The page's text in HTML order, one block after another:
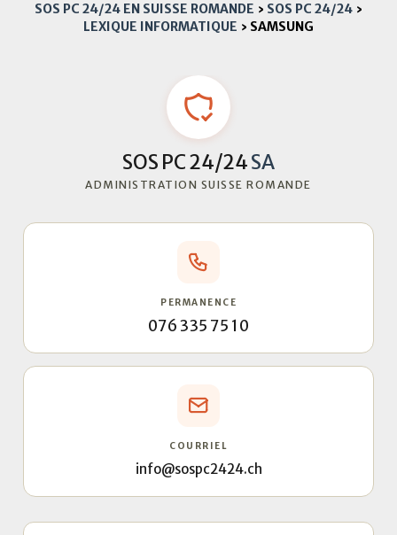
SOS PC 24/24 EN SUISSE ROMANDE › SOS PC 24/24 ›
LEXIQUE INFORMATIQUE › SAMSUNG
SOS PC 24/24SA
ADMINISTRATION SUISSE ROMANDE
PERMANENCE
076 335 75 10
COURRIEL
info@sospc2424.ch